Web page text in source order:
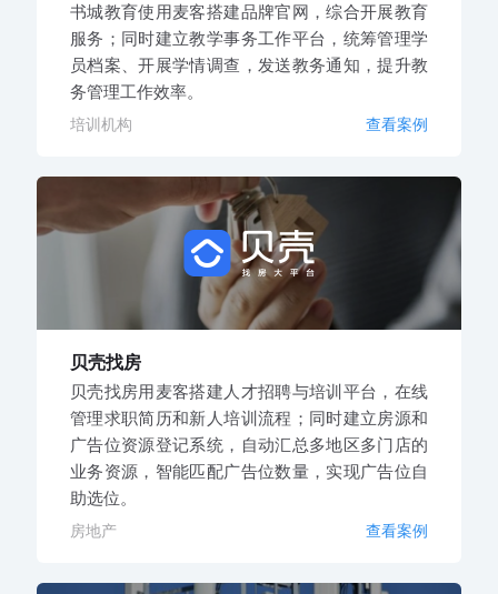
书城教育使用麦客搭建品牌官网，综合开展教育
服务；同时建立教学事务工作平台，统筹管理学
员档案、开展学情调查，发送教务通知，提升教
务管理工作效率。
培训机构 查看案例
贝壳找房
贝壳找房用麦客搭建人才招聘与培训平台，在线
管理求职简历和新人培训流程；同时建立房源和
广告位资源登记系统，自动汇总多地区多门店的
业务资源，智能匹配广告位数量，实现广告位自
助选位。
房地产 查看案例